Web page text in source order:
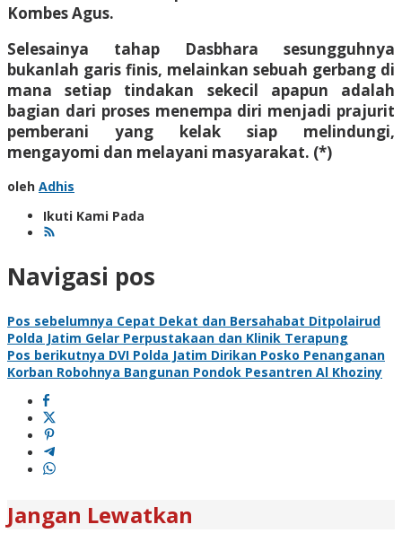
Kombes Agus.
Selesainya tahap Dasbhara sesungguhnya
bukanlah garis finis, melainkan sebuah gerbang di
mana setiap tindakan sekecil apapun adalah
bagian dari proses menempa diri menjadi prajurit
pemberani yang kelak siap melindungi,
mengayomi dan melayani masyarakat. (*)
oleh Adhis
Ikuti Kami Pada
Navigasi pos
Pos sebelumnya Cepat Dekat dan Bersahabat Ditpolairud
Polda Jatim Gelar Perpustakaan dan Klinik Terapung
Pos berikutnya DVI Polda Jatim Dirikan Posko Penanganan
Korban Robohnya Bangunan Pondok Pesantren Al Khoziny
Jangan Lewatkan